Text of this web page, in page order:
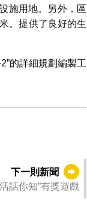
施用地。另外，區
。提供了良好的生
的詳細規劃編製工
下一則新聞
話你知”有獎遊戲